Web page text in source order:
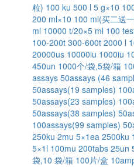
粒) 100 ku 500 l 5 g×10
200 ml×10 100 ml(买二送
ml 10000 t/20×5 ml 100
100-200t 300-600t 2000 l
20000us 10000iu 1000iu
450un 1000个/袋,5袋/箱
assays 50assays (46
50assays(19 samples)
50assays(23 samples)
50assays(38 samples)
100assays(99 samples)
250ku 2mu 5×1ea 2500ku
5×1l 100mu 200tabs 25un
袋,10 袋/箱 100片/盒